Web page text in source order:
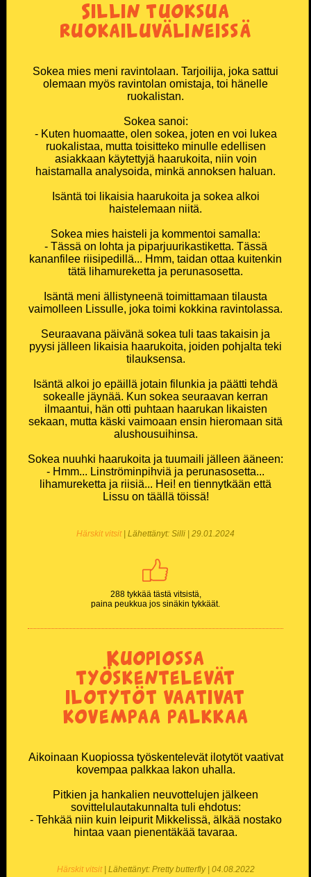
Sillin tuoksua
ruokailuvälineissä
Sokea mies meni ravintolaan. Tarjoilija, joka sattui
olemaan myös ravintolan omistaja, toi hänelle
ruokalistan.
Sokea sanoi:
- Kuten huomaatte, olen sokea, joten en voi lukea
ruokalistaa, mutta toisitteko minulle edellisen
asiakkaan käytettyjä haarukoita, niin voin
haistamalla analysoida, minkä annoksen haluan.
Isäntä toi likaisia haarukoita ja sokea alkoi
haistelemaan niitä.
Sokea mies haisteli ja kommentoi samalla:
- Tässä on lohta ja piparjuurikastiketta. Tässä
kananfilee riisipedillä... Hmm, taidan ottaa kuitenkin
tätä lihamureketta ja perunasosetta.
Isäntä meni ällistyneenä toimittamaan tilausta
vaimolleen Lissulle, joka toimi kokkina ravintolassa.
Seuraavana päivänä sokea tuli taas takaisin ja
pyysi jälleen likaisia haarukoita, joiden pohjalta teki
tilauksensa.
Isäntä alkoi jo epäillä jotain filunkia ja päätti tehdä
sokealle jäynää. Kun sokea seuraavan kerran
ilmaantui, hän otti puhtaan haarukan likaisten
sekaan, mutta käski vaimoaan ensin hieromaan sitä
alushousuihinsa.
Sokea nuuhki haarukoita ja tuumaili jälleen ääneen:
- Hmm... Linströminpihviä ja perunasosetta...
lihamureketta ja riisiä... Hei! en tiennytkään että
Lissu on täällä töissä!
Härskit vitsit| Lähettänyt: Silli | 29.01.2024
288 tykkää tästä vitsistä,
paina peukkua jos sinäkin tykkäät.
Kuopiossa
työskentelevät
ilotytöt vaativat
kovempaa palkkaa
Aikoinaan Kuopiossa työskentelevät ilotytöt vaativat
kovempaa palkkaa lakon uhalla.
Pitkien ja hankalien neuvottelujen jälkeen
sovittelulautakunnalta tuli ehdotus:
- Tehkää niin kuin leipurit Mikkelissä, älkää nostako
hintaa vaan pienentäkää tavaraa.
Härskit vitsit| Lähettänyt: Pretty butterfly | 04.08.2022